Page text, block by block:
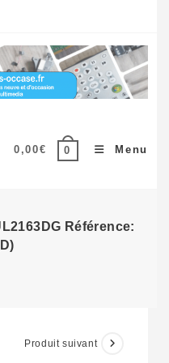
0,00€ 0 Menu
Référence:
Produit suivant